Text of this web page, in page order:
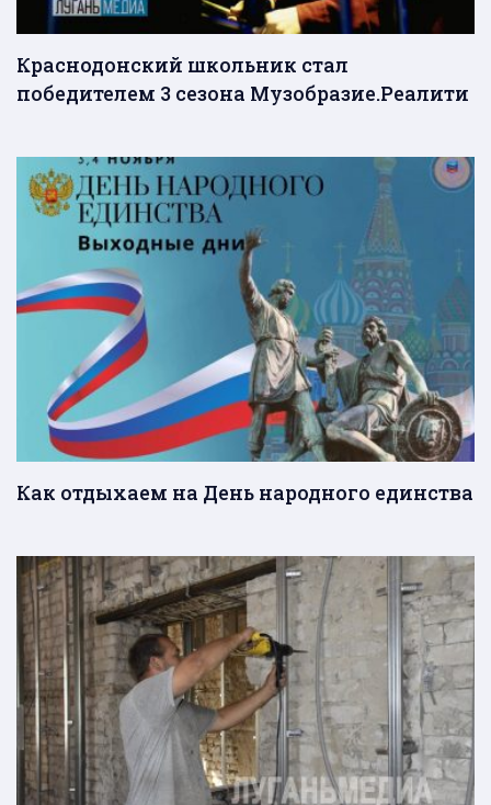
Краснодонский школьник стал
победителем 3 сезона Музобразие.Реалити
Как отдыхаем на День народного единства